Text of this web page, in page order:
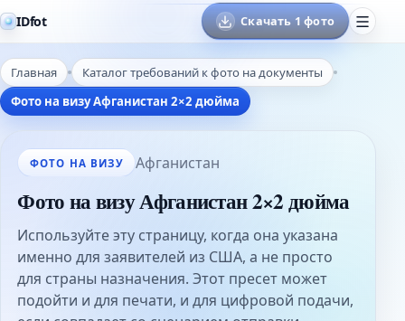
IDfot Скачать 1 фото
Главная
Каталог требований к фото на документы
Фото на визу Афганистан 2×2 дюйма
ФОТО НА ВИЗУ Афганистан
Фото на визу Афганистан 2×2 дюйма
Используйте эту страницу, когда она указана
именно для заявителей из США, а не просто
для страны назначения. Этот пресет может
подойти и для печати, и для цифровой подачи,